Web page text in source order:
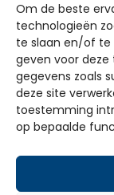
Om de beste
technologieën
te slaan en/of te
geven voor
gegevens zoals
deze site
toestemming
op bepaalde
Ontdek
✓ 100%
Dé